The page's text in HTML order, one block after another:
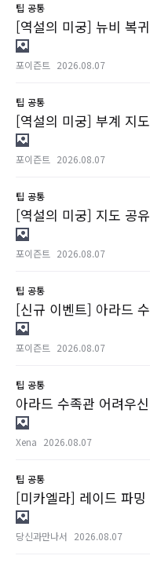
팁 공통
[역설의 미궁] 뉴비 복
포이즌트 2026.08.07
팁 공통
[역설의 미궁] 부계 지
포이즌트 2026.08.07
팁 공통
[역설의 미궁] 지도 공
포이즌트 2026.08.07
팁 공통
[신규 이벤트] 아라드
포이즌트 2026.08.07
팁 공통
아라드 수족관 어려우
Xena 2026.08.07
팁 공통
[미카엘라] 레이드 파
당신과만나서 2026.08.07